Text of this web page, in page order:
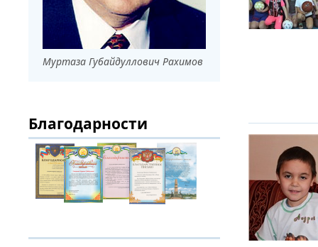
ДРУЖБА НЕ
ВНОВЬ О
ДВА
ДО
ЮСУПОВА
ЛЮБОЙ
Муртаза Губайдуллович Рахимов
Благодарности